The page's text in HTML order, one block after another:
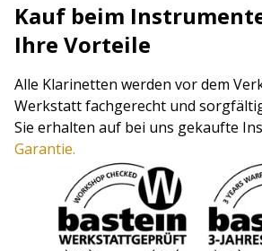
Kauf beim
Ihre Vorteile
Alle Klarinetten werden vor dem
Werkstatt fachgerecht und
Sie erhalten auf bei uns gekaufte
Garantie.